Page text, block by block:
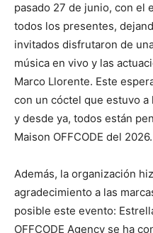
pasado 27 de junio, con el
todos los presentes,
invitados disfrutaron de
música en vivo y las
Marco Llorente. Este
con un cóctel que estuvo a
y desde ya, todos están
Maison OFFCODE del 2026.
Además, la organización
agradecimiento a las
posible este evento:
OFFCODE Agency se ha